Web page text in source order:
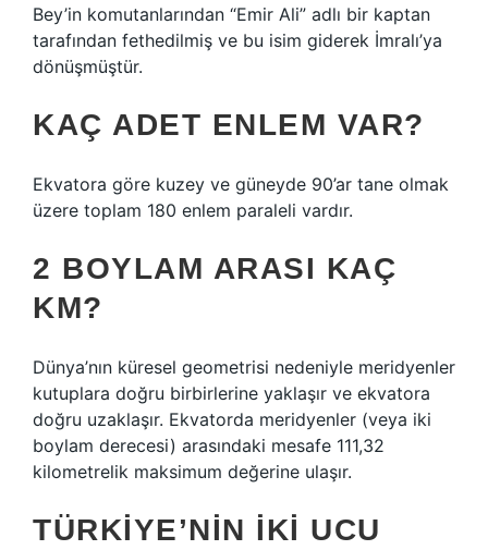
Bey’in komutanlarından “Emir Ali” adlı bir kaptan
tarafından fethedilmiş ve bu isim giderek İmralı’ya
dönüşmüştür.
KAÇ ADET ENLEM VAR?
Ekvatora göre kuzey ve güneyde 90’ar tane olmak
üzere toplam 180 enlem paraleli vardır.
2 BOYLAM ARASI KAÇ
KM?
Dünya’nın küresel geometrisi nedeniyle meridyenler
kutuplara doğru birbirlerine yaklaşır ve ekvatora
doğru uzaklaşır. Ekvatorda meridyenler (veya iki
boylam derecesi) arasındaki mesafe 111,32
kilometrelik maksimum değerine ulaşır.
TÜRKIYE’NIN IKI UCU